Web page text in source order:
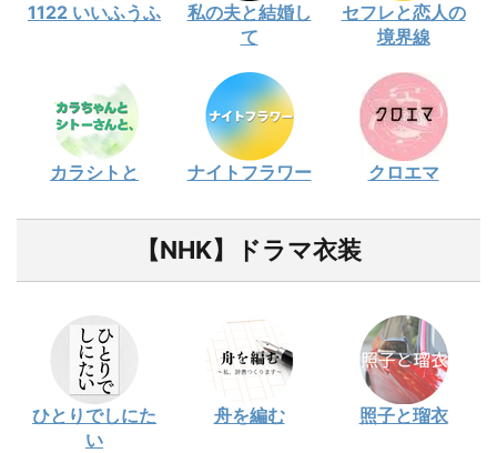
1122 いいふうふ
私の夫と結婚し
て
セフレと恋人の
境界線
カラシトと ナイトフラワー クロエマ
【NHK】ドラマ衣装
ひとりでしにた
い
舟を編む 照子と瑠衣